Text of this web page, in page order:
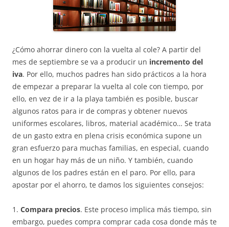
¿Cómo ahorrar dinero con la vuelta al cole? A partir del
mes de septiembre se va a producir un incremento del
iva. Por ello, muchos padres han sido prácticos a la hora
de empezar a preparar la vuelta al cole con tiempo, por
ello, en vez de ir a la playa también es posible, buscar
algunos ratos para ir de compras y obtener nuevos
uniformes escolares, libros, material académico… Se trata
de un gasto extra en plena crisis económica supone un
gran esfuerzo para muchas familias, en especial, cuando
en un hogar hay más de un niño. Y también, cuando
algunos de los padres están en el paro. Por ello, para
apostar por el ahorro, te damos los siguientes consejos:
1. Compara precios. Este proceso implica más tiempo, sin
embargo, puedes compra comprar cada cosa donde más te